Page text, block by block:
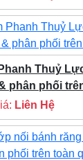
Thuỷ
phân phối
Liên Hệ